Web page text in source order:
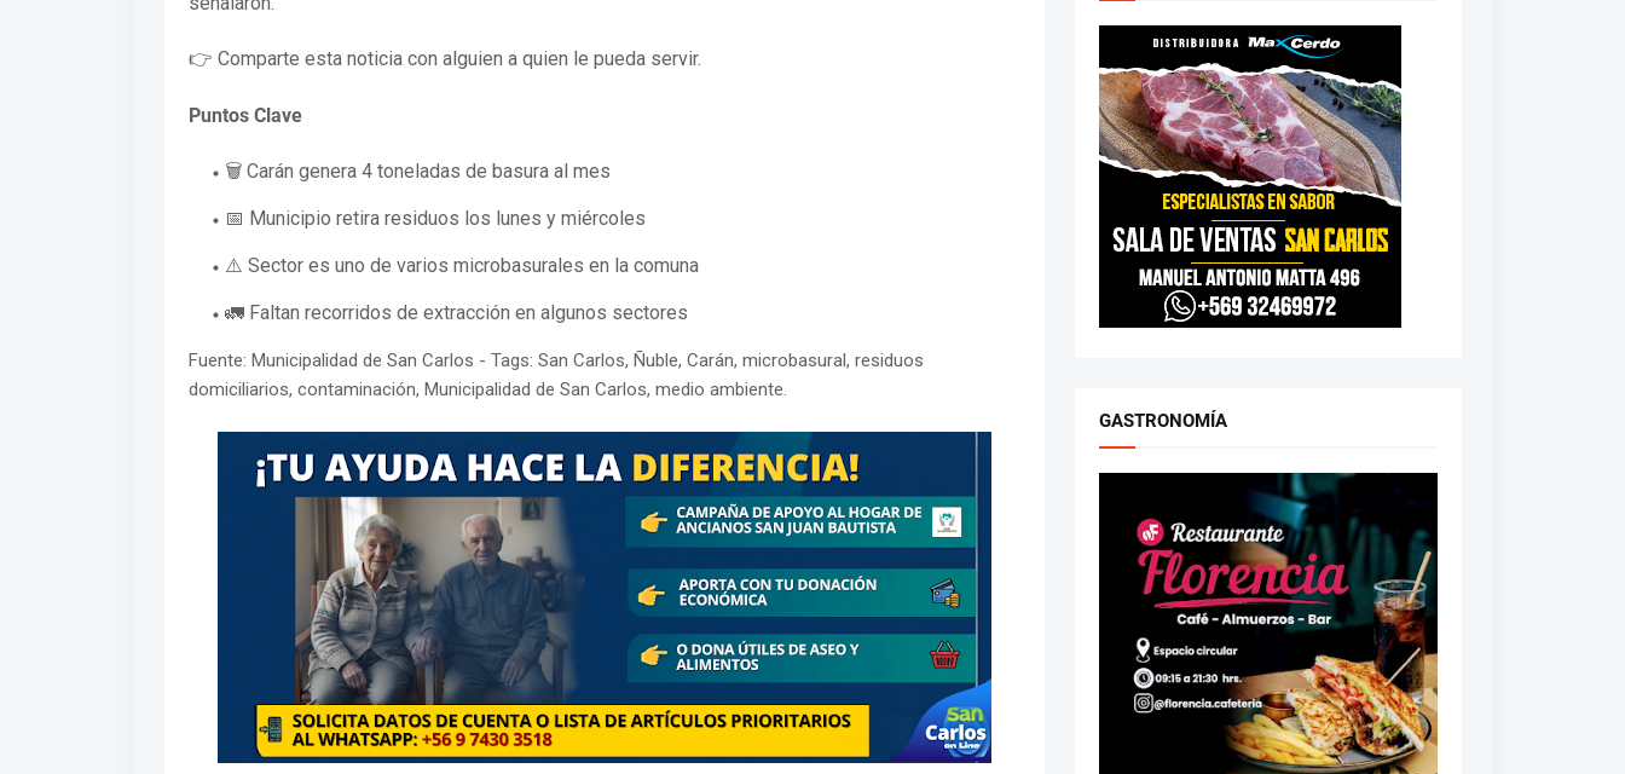
👉 Comparte esta noticia con alguien a quien le pueda servir.
Puntos Clave
🗑️ Carán genera 4 toneladas de basura al mes
📅 Municipio retira residuos los lunes y miércoles
⚠️ Sector es uno de varios microbasurales en la comuna
🚛 Faltan recorridos de extracción en algunos sectores
Fuente: Municipalidad de San Carlos - Tags: San Carlos, Ñuble, Carán, microbasural, residuos
domiciliarios, contaminación, Municipalidad de San Carlos, medio ambiente.
GASTRONOMÍA